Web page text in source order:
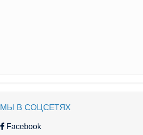
МЫ В СОЦСЕТЯХ
Facebook